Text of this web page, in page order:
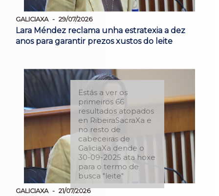
GALICIAXA 29/07/2026
Lara Méndez reclama unha estratexia a dez
anos para garantir prezos xustos do leite
GALICIAXA 21/07/2026
Estás a ver os
primeiros 66
resultados atopados
en RibeiraSacraXa e
no resto de
cabeceiras de
GaliciaXa dende o
30-09-2025 ata hoxe
para o termo de
busca "leite"